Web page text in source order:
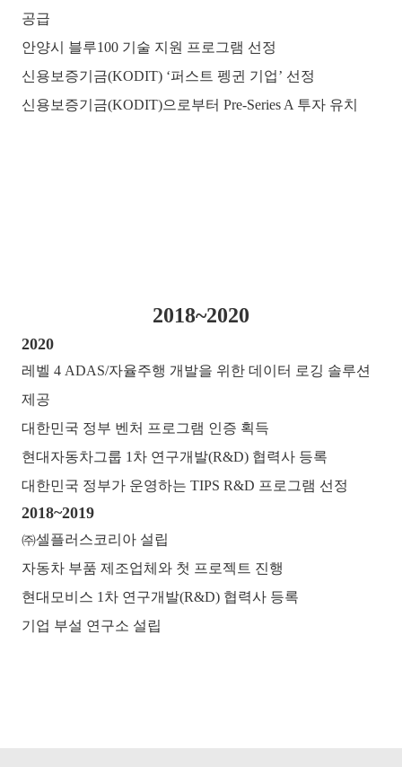
공급
안양시 블루100 기술 지원 프로그램 선정
신용보증기금(KODIT) ‘퍼스트 펭귄 기업’ 선정
신용보증기금(KODIT)으로부터 Pre-Series A 투자 유치
2018~2020
2020
레벨 4 ADAS/자율주행 개발을 위한 데이터 로깅 솔루션
제공
대한민국 정부 벤처 프로그램 인증 획득
현대자동차그룹 1차 연구개발(R&D) 협력사 등록
대한민국 정부가 운영하는 TIPS R&D 프로그램 선정
2018~2019
㈜셀플러스코리아 설립
자동차 부품 제조업체와 첫 프로젝트 진행
현대모비스 1차 연구개발(R&D) 협력사 등록
기업 부설 연구소 설립